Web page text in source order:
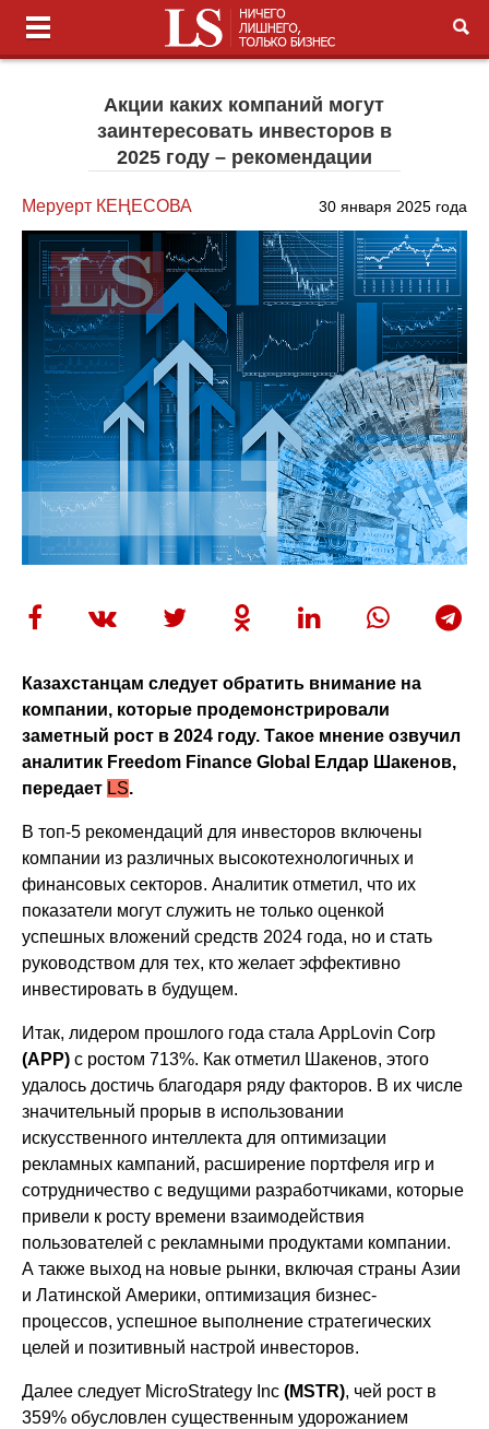
Акции каких компаний могут
заинтересовать инвесторов в
2025 году – рекомендации
Меруерт КЕҢЕСОВА 30 января 2025 года
Казахстанцам следует обратить внимание на
компании, которые продемонстрировали
заметный рост в 2024 году. Такое мнение озвучил
аналитик Freedom Finance Global Елдар Шакенов,
передает LS.
В топ-5 рекомендаций для инвесторов включены
компании из различных высокотехнологичных и
финансовых секторов. Аналитик отметил, что их
показатели могут служить не только оценкой
успешных вложений средств 2024 года, но и стать
руководством для тех, кто желает эффективно
инвестировать в будущем.
Итак, лидером прошлого года стала AppLovin Corp
(APP) с ростом 713%. Как отметил Шакенов, этого
удалось достичь благодаря ряду факторов. В их числе
значительный прорыв в использовании
искусственного интеллекта для оптимизации
рекламных кампаний, расширение портфеля игр и
сотрудничество с ведущими разработчиками, которые
привели к росту времени взаимодействия
пользователей с рекламными продуктами компании.
А также выход на новые рынки, включая страны Азии
и Латинской Америки, оптимизация бизнес-
процессов, успешное выполнение стратегических
целей и позитивный настрой инвесторов.
Далее следует MicroStrategy Inc(MSTR), чей рост в
359% обусловлен существенным удорожанием